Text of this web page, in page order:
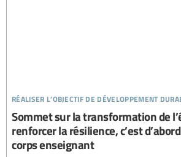
réaliser l’objectif de développement
Sommet sur la transformation de
renforcer la résilience, c’est
corps enseignant